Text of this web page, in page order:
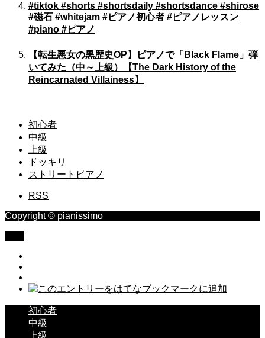
#tiktok #shorts #shortsdaily #shortsdance #shirose
#磁石 #whitejam #ピアノ初心者 #ピアノレッスン
#piano #ピアノ
【転生悪女の黒歴史OP】ピアノで「Black Flame」弾
いてみた（中～上級）【The Dark History of the
Reincarnated Villainess】
初心者
中級
上級
ドッキリ
ストリートピアノ
RSS
Copyright © pianissimo
初心者
中級
上級